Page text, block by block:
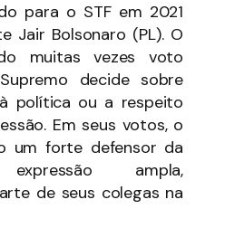
para o STF em 2021
Jair Bolsonaro (PL). O
muitas vezes voto
decide sobre
política ou a respeito
Em seus votos, o
um forte defensor da
ampla,
de seus colegas na